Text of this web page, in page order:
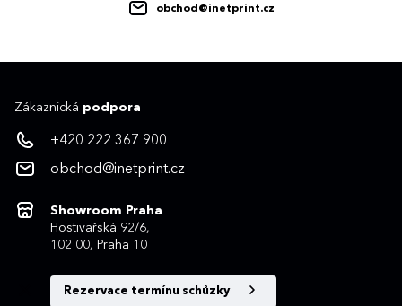
obchod@inetprint.cz
Zákaznická podpora
+420 222 367 900
obchod@inetprint.cz
Showroom Praha
Hostivařská 92/6,
102 00, Praha 10
Rezervace termínu schůzky